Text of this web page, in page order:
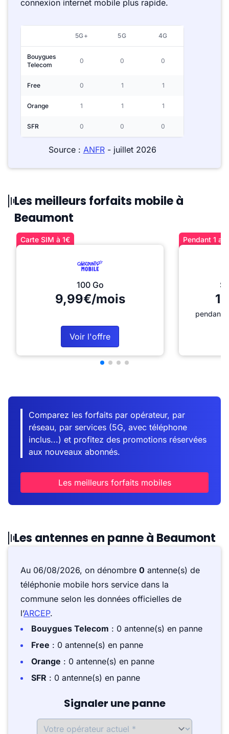
connexion internet mobile plus rapide.
5G+ 5G 4G
Bouygues
Telecom
0 0 0
Free 0 1 1
Orange 1 1 1
SFR 0 0 0
Source : ANFR- juillet 2026
Les meilleurs forfaits mobile à
Beaumont
Carte SIM à 1€
100 Go
9,99€/mois
Voir l'offre
Pendant 1
pendant
Comparez les forfaits par opérateur, par
réseau, par services (5G, avec téléphone
inclus...) et profitez des promotions réservées
aux nouveaux abonnés.
Les meilleurs forfaits mobiles
Les antennes en panne à Beaumont
Au 06/08/2026, on dénombre 0 antenne(s) de
téléphonie mobile hors service dans la
commune selon les données officielles de
l’ARCEP.
Bouygues Telecom : 0 antenne(s) en panne
Free : 0 antenne(s) en panne
Orange : 0 antenne(s) en panne
SFR : 0 antenne(s) en panne
Signaler une panne